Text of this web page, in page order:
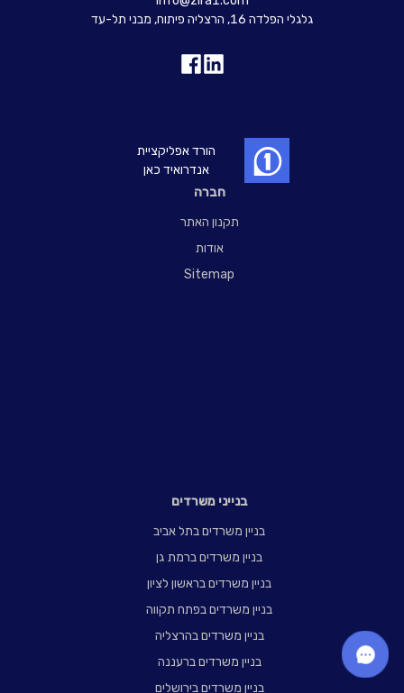
חברה
תקנון האתר
אודות
Sitemap
בנייני משרדים
בניין משרדים בתל אביב
בניין משרדים ברמת גן
בניין משרדים בראשון לציון
בניין משרדים בפתח תקווה
בניין משרדים בהרצליה
בניין משרדים ברעננה
בניין משרדים בירושלים
גלגלי הפלדה 16, הרצליה פיתוח, מבני תל-עד
הורד אפליקציית
אנדרואיד כאן